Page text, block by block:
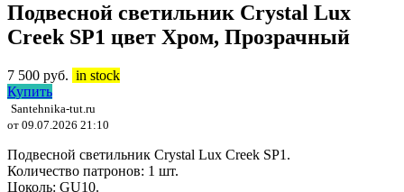
Подвесной светильник Crystal Lux
Creek SP1 цвет Хром, Прозрачный
7 500 руб. in stock
Купить
Santehnika-tut.ru
от 09.07.2026 21:10
Подвесной светильник Crystal Lux Creek SP1.
Количество патронов: 1 шт.
Цоколь: GU10.